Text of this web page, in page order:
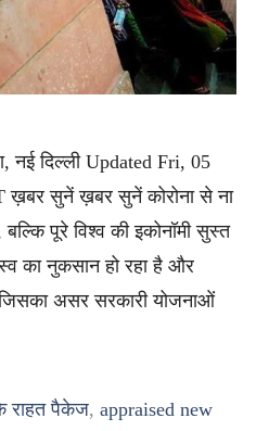
दिल्ली Updated Fri, 05
ख़बर सुनें ख़बर सुनें कोरोना से ना
बल्कि पूरे विश्व की इकोनॉमी सुस्त
का नुकसान हो रहा है और
असर सरकारी योजनाओं
राहत पैकेज, appraised new